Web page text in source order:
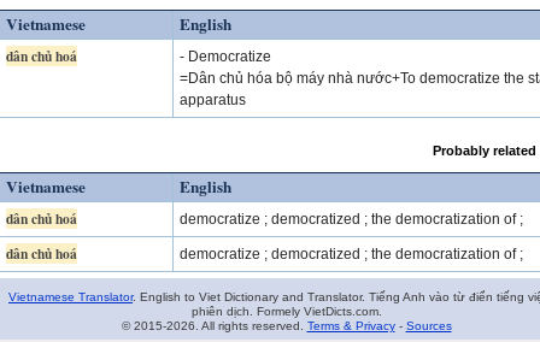
Vietnamese English
dân chủ hoá
- Democratize
=Dân chủ hóa bộ máy nhà nước+To democratize the
apparatus
Probably
Vietnamese English
dân chủ hoá democratize ; democratized ; the democratization of ;
dân chủ hoá democratize ; democratized ; the democratization of ;
Vietnamese Translator. English to Viet Dictionary and Translator. Tiếng Anh vào từ điển tiếng
phiên dịch. Formely VietDicts.com.
© 2015-2026. All rights reserved. Terms & Privacy- Sources